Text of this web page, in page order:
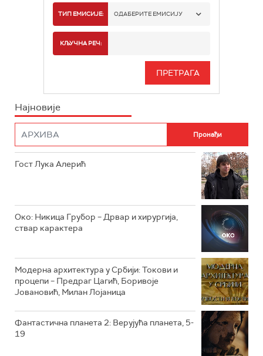
РТС 1
РТС 3
РТС КОЛО
ТИП ЕМИСИЈЕ: ОДАБЕРИТЕ ЕМИСИЈУ
ИНФО
КЉУЧНА РЕЧ:
Најновије
Гост Лука Алерић
Око: Никица Грубор – Дрвар и хирургија,
ствар карактера
Модерна архитектура у Србији: Токови и
процепи – Предраг Цагић, Боривоје
Јовановић, Милан Лојаница
Фантастична планета 2: Верујућа планета, 5-
19